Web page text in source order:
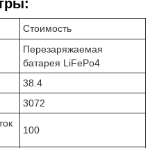
Стоимость
Перезаряжаемая
батарея LiFePo4
38.4
3072
100